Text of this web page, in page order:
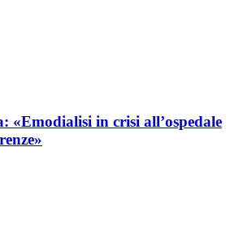
«Emodialisi in crisi all’ospedale